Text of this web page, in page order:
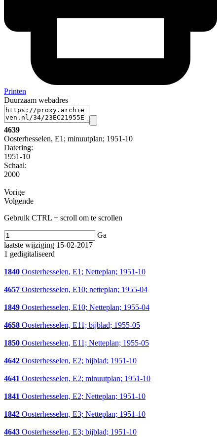
Printen
Duurzaam webadres
4639
Oosterhesselen, E1; minuutplan; 1951-10
Datering:
1951-10
Schaal:
2000
Vorige
Volgende
Gebruik CTRL + scroll om te scrollen
Ga
laatste wijziging 15-02-2017
1 gedigitaliseerd
1840 Oosterhesselen, E1; Netteplan; 1951-10
4657 Oosterhesselen, E10; netteplan; 1955-04
1849 Oosterhesselen, E10; Netteplan; 1955-04
4658 Oosterhesselen, E11; bijblad; 1955-05
1850 Oosterhesselen, E11; Netteplan; 1955-05
4642 Oosterhesselen, E2; bijblad; 1951-10
4641 Oosterhesselen, E2; minuutplan; 1951-10
1841 Oosterhesselen, E2; Netteplan; 1951-10
1842 Oosterhesselen, E3; Netteplan; 1951-10
4643 Oosterhesselen, E3; bijblad; 1951-10